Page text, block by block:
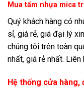
Mua tấm nhựa mica
Quý khách hàng có
sỉ, giá rẻ, giá đại lý
chúng tôi trên toàn
nhất, giá rẻ nhất.
Hệ thống cửa hàng,